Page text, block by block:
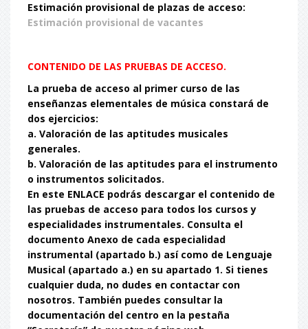
Estimación provisional de plazas de acceso:
Estimación provisional de vacantes
CONTENIDO DE LAS PRUEBAS DE ACCESO.
La prueba de acceso al primer curso de las
enseñanzas elementales de música constará de
dos ejercicios:
a. Valoración de las aptitudes musicales
generales.
b. Valoración de las aptitudes para el instrumento
o instrumentos solicitados.
En este ENLACE podrás descargar el contenido de
las pruebas de acceso para todos los cursos y
especialidades instrumentales. Consulta el
documento Anexo de cada especialidad
instrumental (apartado b.) así como de Lenguaje
Musical (apartado a.) en su apartado 1. Si tienes
cualquier duda, no dudes en contactar con
nosotros. También puedes consultar la
documentación del centro en la pestaña